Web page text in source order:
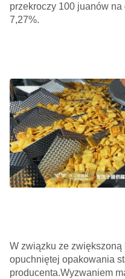
przekroczy 100 juanów
7,27%.
W związku ze
opuchniętej opakowania
producenta.Wyzwaniem